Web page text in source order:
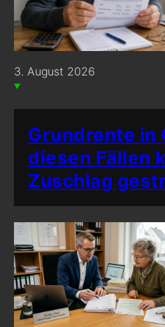
3. August 2026
Grundrente in
diesen Fällen
Zuschlag